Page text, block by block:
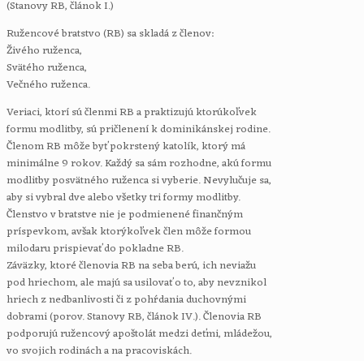
(Stanovy RB, článok I.)
Ružencové bratstvo (RB) sa skladá z členov:
Živého ruženca,
Svätého ruženca,
Večného ruženca.
Veriaci, ktorí sú členmi RB a praktizujú ktorúkoľvek
formu modlitby, sú pričlenení k dominikánskej rodine.
Členom RB môže byť pokrstený katolík, ktorý má
minimálne 9 rokov. Každý sa sám rozhodne, akú formu
modlitby posvätného ruženca si vyberie. Nevylučuje sa,
aby si vybral dve alebo všetky tri formy modlitby.
Členstvo v bratstve nie je podmienené finančným
príspevkom, avšak ktorýkoľvek člen môže formou
milodaru prispievať do pokladne RB.
Záväzky, ktoré členovia RB na seba berú, ich neviažu
pod hriechom, ale majú sa usilovať o to, aby nevznikol
hriech z nedbanlivosti či z pohŕdania duchovnými
dobrami (porov. Stanovy RB, článok IV.). Členovia RB
podporujú ružencový apoštolát medzi deťmi, mládežou,
vo svojich rodinách a na pracoviskách.